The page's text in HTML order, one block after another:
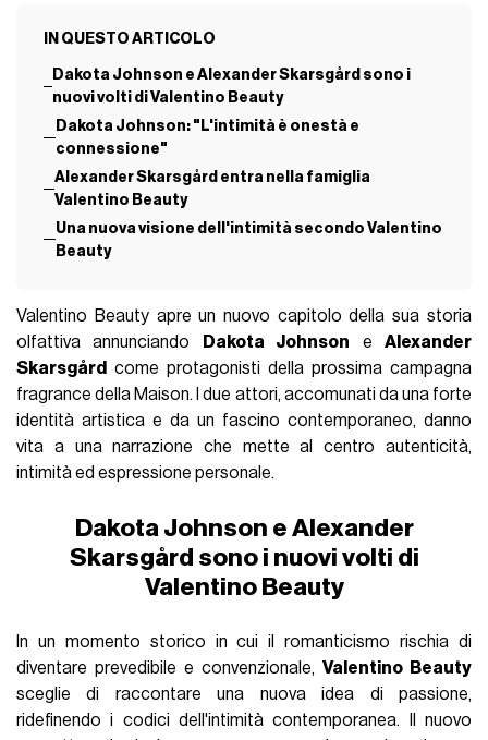
IN QUESTO ARTICOLO
Dakota Johnson e Alexander Skarsgård sono i
nuovi volti di Valentino Beauty
Dakota Johnson: "L'intimità è onestà e
connessione"
Alexander Skarsgård entra nella famiglia
Valentino Beauty
Una nuova visione dell'intimità secondo Valentino
Beauty
Valentino Beauty apre un nuovo capitolo della sua storia
olfattiva annunciando
Dakota Johnson e Alexander
Skarsgård
come protagonisti della prossima campagna
fragrance della Maison. I due attori, accomunati da una forte
identità artistica e da un fascino contemporaneo, danno
vita a una narrazione che mette al centro autenticità,
intimità ed espressione personale.
Dakota Johnson e Alexander
Skarsgård sono i nuovi volti di
Valentino Beauty
In un momento storico in cui il romanticismo rischia di
diventare prevedibile e convenzionale, Valentino Beauty
sceglie di raccontare una nuova idea di passione,
ridefinendo i codici dell'intimità contemporanea. Il nuovo